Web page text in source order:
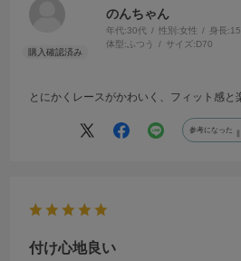
のんちゃん
年代:30代 性別:女性 身長:
体型:ふつう サイズ: D70
とにかくレースがかわいく、フィット感と
参考になった
付け心地良い